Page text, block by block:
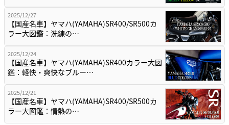
2025/12/27
【国産名車】ヤマハ(YAMAHA)SR400/SR500カ
ラー大図鑑：洗練の…
2025/12/24
【国産名車】ヤマハ(YAMAHA)SR400カラー大図
鑑：軽快・爽快なブルー…
2025/12/21
【国産名車】ヤマハ(YAMAHA)SR400/SR500カ
ラー大図鑑：情熱の…